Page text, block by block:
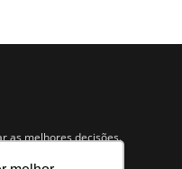
as melhores decisões.